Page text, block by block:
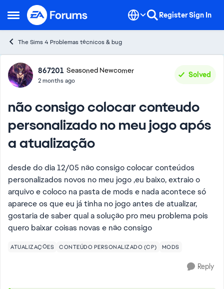
Open Side Menu
Skip to content RegisterSign In
The Sims 4 Problemas técnicos & bug
Forum Discussion
867201 Seasoned Newcomer
2 months ago
Solved
não consigo colocar conteudo
personalizado no meu jogo após
a atualização
desde do dia 12/05 não consigo colocar conteúdos
personalizados novos no meu jogo ,eu baixo, extraio o
arquivo e coloco na pasta de mods e nada acontece só
aparece os que eu já tinha no jogo antes de atualizar,
gostaria de saber qual a solução pro meu problema pois
quero baixar coisas novas e não consigo
ATUALIZAÇÕES CONTEÚDO PERSONALIZADO (CP) MODS
Reply